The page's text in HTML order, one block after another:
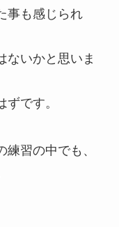
事も感じられ
ないかと思いま
です。
習の中でも、